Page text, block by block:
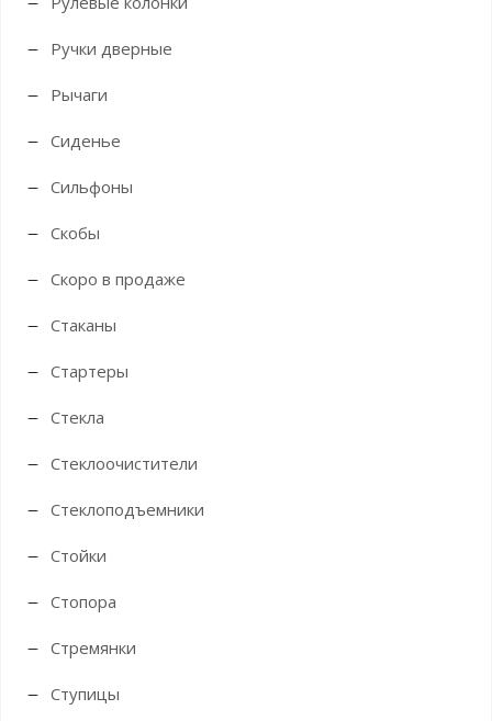
Ручки дверные
Рычаги
Сиденье
Сильфоны
Скобы
Скоро в продаже
Стаканы
Стартеры
Стекла
Стеклоочистители
Стеклоподъемники
Стойки
Стопора
Стремянки
Ступицы